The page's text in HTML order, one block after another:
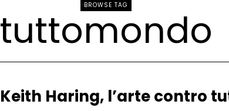
BROWSE TAG
tuttomondo
Keith Haring, l’arte contro